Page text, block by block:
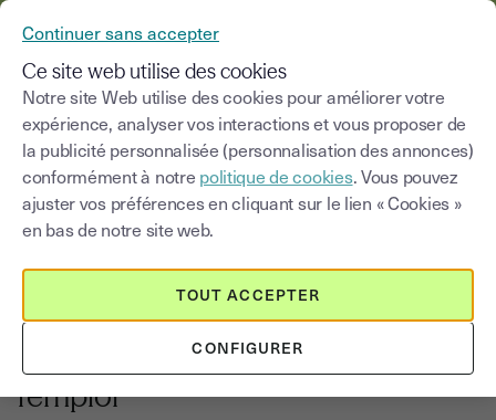
Blog
Choisir une catégorie Saisissez un terme
Délégation de signature : guide
complet, règles et modèle prêt à
l'emploi
Continuer sans accepter
Ce site web utilise des cookies
Notre site Web utilise des cookies pour améliorer votre
expérience, analyser vos interactions et vous proposer de
la publicité personnalisée (personnalisation des annonces)
conformément à notre politique de cookies. Vous pouvez
ajuster vos préférences en cliquant sur le lien « Cookies »
en bas de notre site web.
CONFIGURER
TOUT ACCEPTER